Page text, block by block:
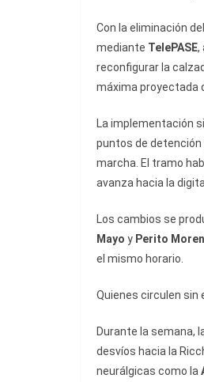
Con la eliminación
mediante TelePASE,
reconfigurar la
máxima proyectada
La implementación
puntos de detención
marcha. El tramo
avanza hacia la
Los cambios se
Mayo y Perito
el mismo horario.
Quienes circulen sin
Durante la semana,
desvíos hacia la
neurálgicas como la